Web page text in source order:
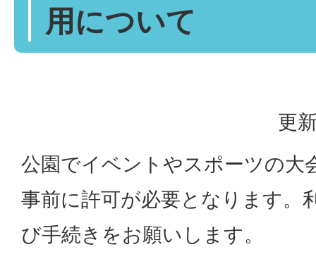
用について
更
公園でイベントやスポーツの大
事前に許可が必要となります。
び手続きをお願いします。